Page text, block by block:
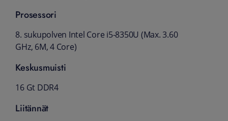
Prosessori
8. sukupolven Intel Core i5-8350U (Max. 3.60
GHz, 6M, 4 Core)
Keskusmuisti
16 Gt DDR4
Liitännät